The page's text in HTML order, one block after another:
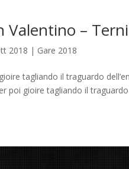
Valentino –
2018 | Gare 2018
tagliando il traguardo
poi gioire tagliando il